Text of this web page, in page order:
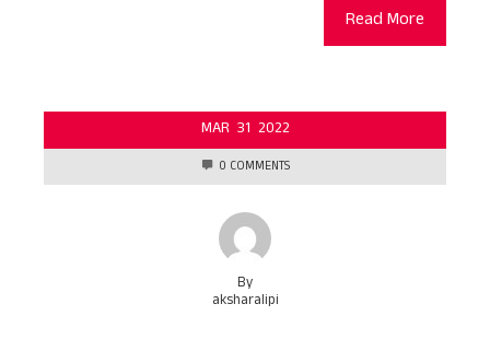
Read More
MAR 31 2022
0 COMMENTS
By
aksharalipi